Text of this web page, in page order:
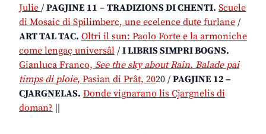
Julie / PAGJINE 11 – TRADIZIONS DI CHENTI. Scuele
di Mosaic di Spilimberc, une ecelence dute furlane /
ART TAL TAC. Oltri il sun: Paolo Forte e la armoniche
come lengaç universâl / I LIBRIS SIMPRI BOGNS.
Gianluca Franco, See the sky about Rain. Balade pai
timps di ploie, Pasian di Prât, 2020 / PAGJINE 12 –
CJARGNELAS. Donde vignarano lis Cjargnelis di
doman? ||